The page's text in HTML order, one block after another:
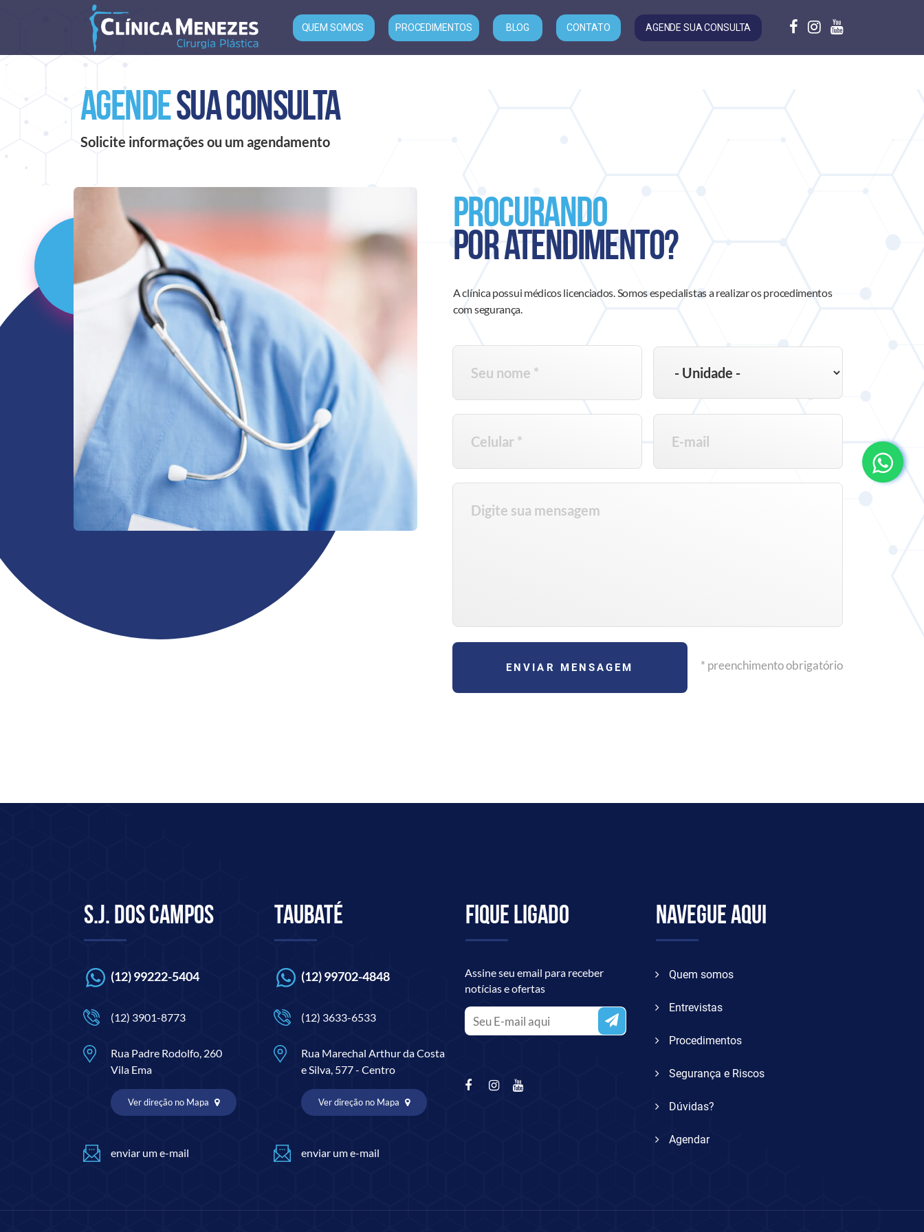
QUEM SOMOS PROCEDIMENTOS BLOG CONTATO AGENDE SUA CONSULTA
Agendesua consulta
Solicite informações ou um agendamento
Procurando
por atendimento?
A clínica possui médicos licenciados. Somos especialistas a realizar os procedimentos
com segurança.
ENVIAR MENSAGEM * preenchimento obrigatório
S.J. dos Campos
(12) 99222-5404
(12) 3901-8773
Rua Padre Rodolfo, 260
Vila Ema
Ver direção no Mapa
enviar um e-mail
Taubaté
(12) 99702-4848
(12) 3633-6533
Rua Marechal Arthur da Costa
e Silva, 577 - Centro
Ver direção no Mapa
enviar um e-mail
Fique ligado
Assine seu email para receber
notícias e ofertas
Navegue aqui
Quem somos
Entrevistas
Procedimentos
Segurança e Riscos
Dúvidas?
Agendar